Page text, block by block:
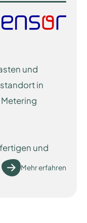
und
in
und
für
in
Mehr erfahren